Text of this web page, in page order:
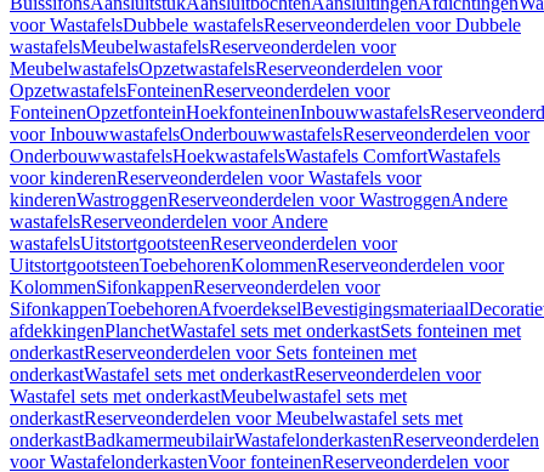
voor WastafelsDubbele wastafelsReserveonderdelen voor Dubbele
wastafelsMeubelwastafelsReserveonderdelen voor
MeubelwastafelsOpzetwastafelsReserveonderdelen voor
OpzetwastafelsFonteinenReserveonderdelen voor
FonteinenOpzetfonteinHoekfonteinenInbouwwastafels
voor InbouwwastafelsOnderbouwwastafelsReserveonderdelen voor
OnderbouwwastafelsHoekwastafelsWastafels ComfortWastafels
voor kinderenReserveonderdelen voor Wastafels voor
kinderenWastroggenReserveonderdelen voor WastroggenAndere
wastafelsReserveonderdelen voor Andere
wastafelsUitstortgootsteenReserveonderdelen voor
UitstortgootsteenToebehorenKolommenReserveonderdelen voor
KolommenSifonkappenReserveonderdelen voor
SifonkappenToebehorenAfvoerdekselBevestigingsmateriaal
afdekkingenPlanchetWastafel sets met onderkastSets fonteinen met
onderkastReserveonderdelen voor Sets fonteinen met
onderkastWastafel sets met onderkastReserveonderdelen voor
Wastafel sets met onderkastMeubelwastafel sets met
onderkastReserveonderdelen voor Meubelwastafel sets met
onderkastBadkamermeubilairWastafelonderkastenReserveonderdelen
voor WastafelonderkastenVoor fonteinenReserveonderdelen voor